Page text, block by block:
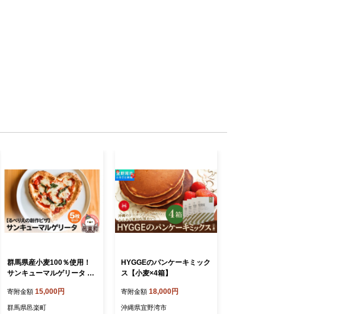
群馬県産小麦100％使用！
サンキューマルゲリータ 5
寄附金額 15,000円
群馬県邑楽町
HYGGEのパンケーキミック
ス【小麦×4箱】
寄附金額 18,000円
沖縄県宜野湾市